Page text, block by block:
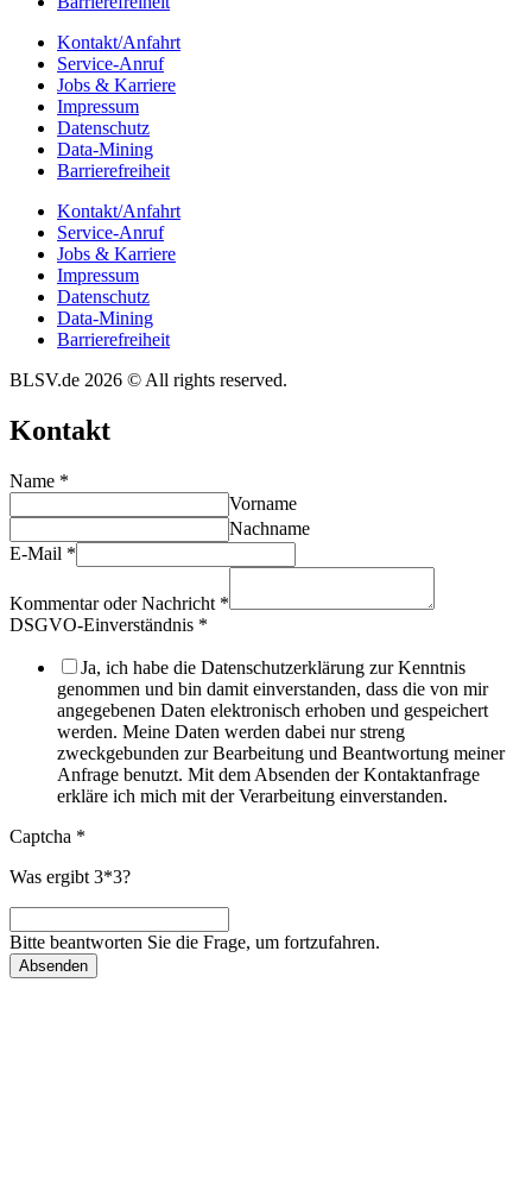
Kontakt/​​Anfahrt
Service-Anruf
Jobs & Karriere
Impres­sum
Daten­schutz
Data-Mining
Barrie­re­frei­heit
Kontakt/​​Anfahrt
Service-Anruf
Jobs & Karriere
Impres­sum
Daten­schutz
Data-Mining
Barrie­re­frei­heit
BLSV.de 2026 © All rights reserved.
Kontakt
Name *
Vorname
Nachname
E-Mail *
Kommentar oder Nachricht *
DSGVO-Einverständnis *
Ja, ich habe die Datenschutzerklärung zur Kenntnis
genommen und bin damit einverstanden, dass die von mir
angegebenen Daten elektronisch erhoben und gespeichert
werden. Meine Daten werden dabei nur streng
zweckgebunden zur Bearbeitung und Beantwortung meiner
Anfrage benutzt. Mit dem Absenden der Kontaktanfrage
erkläre ich mich mit der Verarbeitung einverstanden.
Captcha *
Was ergibt 3*3?
Bitte beantworten Sie die Frage, um fortzufahren.
Absenden